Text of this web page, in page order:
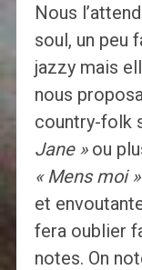
Nous
soul, un peu
jazzy mais
nous
country-folk
Jane »ou
« Mens moi »
et
fera oublier
notes. On